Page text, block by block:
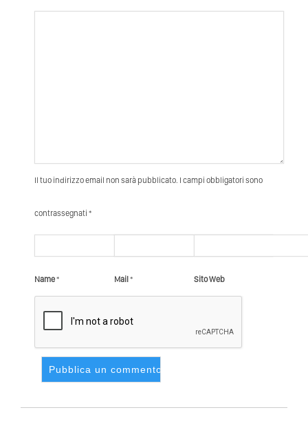
Il tuo indirizzo email non sarà pubblicato. I campi obbligatori sono
contrassegnati *
Name* Mail* Sito Web